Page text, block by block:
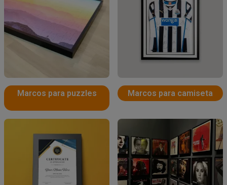
Marcos para puzzles Marcos para camiseta